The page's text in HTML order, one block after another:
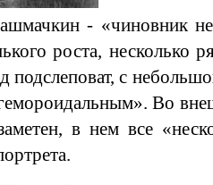
- «чиновник
роста, несколько
подслеповат, с
Во
в нем все